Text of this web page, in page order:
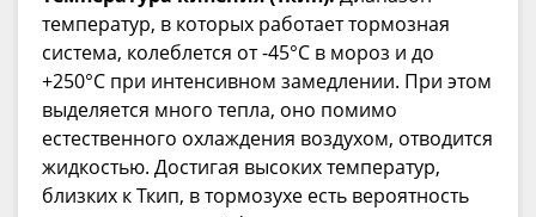
температур, в которых работает тормозная
система, колеблется от -45°C в мороз и до
+250°C при интенсивном замедлении. При этом
выделяется много тепла, оно помимо
естественного охлаждения воздухом, отводится
жидкостью. Достигая высоких температур,
близких к Ткип, в тормозухе есть вероятность